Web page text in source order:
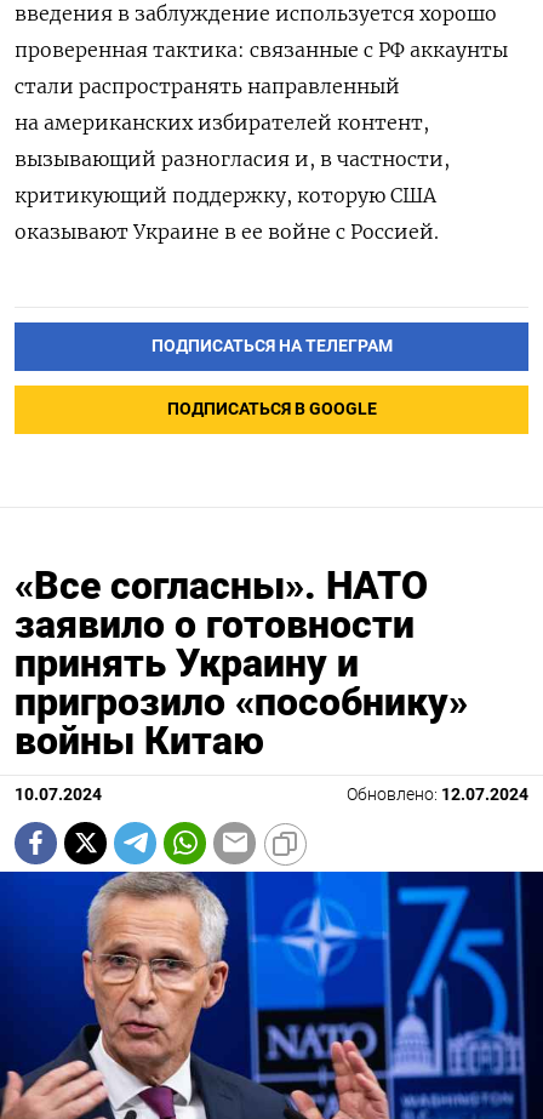
введения в заблуждение используется хорошо
проверенная тактика: связанные с РФ аккаунты
стали распространять направленный
на американских избирателей контент,
вызывающий разногласия и, в частности,
критикующий поддержку, которую США
оказывают Украине в ее войне с Россией.
ПОДПИСАТЬСЯ НА ТЕЛЕГРАМ
ПОДПИСАТЬСЯ В GOOGLE
«Все согласны». НАТО
заявило о готовности
принять Украину и
пригрозило «пособнику»
войны Китаю
10.07.2024 Обновлено: 12.07.2024